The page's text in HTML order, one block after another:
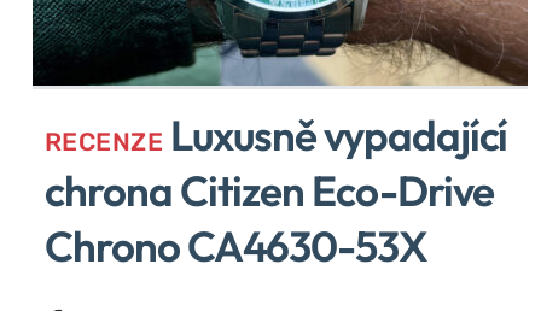
RECENZE Luxusně vypadající
chrona Citizen Eco-Drive
Chrono CA4630-53X